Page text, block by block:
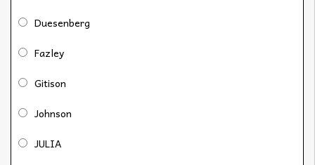
Duesenberg
Fazley
Gitison
Johnson
JULIA